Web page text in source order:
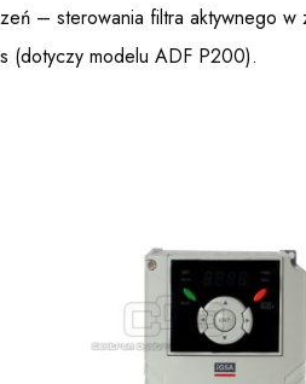
– sterowania filtra aktywnego w
(dotyczy modelu ADF P200).